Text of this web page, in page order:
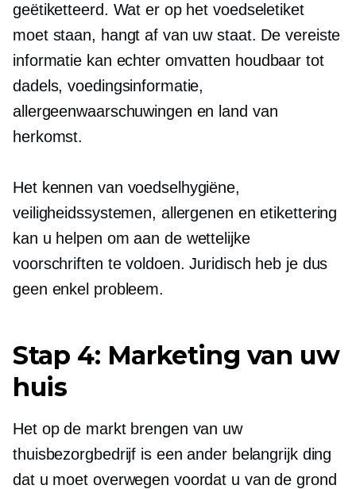
geëtiketteerd. Wat er op het voedseletiket
moet staan, hangt af van uw staat. De vereiste
informatie kan echter omvatten houdbaar tot
dadels, voedingsinformatie,
allergeenwaarschuwingen en land van
herkomst.
Het kennen van voedselhygiëne,
veiligheidssystemen, allergenen en etikettering
kan u helpen om aan de wettelijke
voorschriften te voldoen. Juridisch heb je dus
geen enkel probleem.
Stap 4: Marketing van uw
huis
Het op de markt brengen van uw
thuisbezorgbedrijf is een ander belangrijk ding
dat u moet overwegen voordat u van de grond